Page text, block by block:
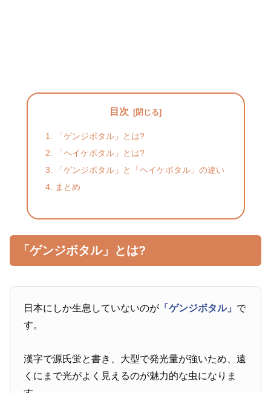
目次
「ゲンジボタル」とは?
「ヘイケボタル」とは?
「ゲンジボタル」と「ヘイケボタル」の違い
まとめ
「ゲンジボタル」とは?
日本にしか生息していないのが 「ゲンジボタル」 で
す。
漢字で源氏蛍と書き、大型で発光量が強いため、遠
くにまで光がよく見えるのが魅力的な虫になりま